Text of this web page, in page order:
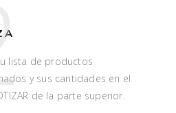
lista de productos
y sus cantidades en el
de la parte superior.